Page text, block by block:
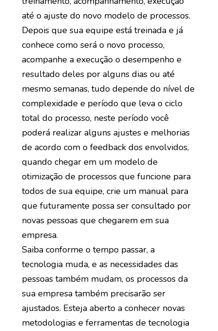
até o ajuste do novo modelo de processos.
Depois que sua equipe está treinada e já
conhece como será o novo processo,
acompanhe a execução o desempenho e
resultado deles por alguns dias ou até
mesmo semanas, tudo depende do nível de
complexidade e período que leva o ciclo
total do processo, neste período você
poderá realizar alguns ajustes e melhorias
de acordo com o feedback dos envolvidos,
quando chegar em um modelo de
otimização de processos que funcione para
todos de sua equipe, crie um manual para
que futuramente possa ser consultado por
novas pessoas que chegarem em sua
empresa.
Saiba conforme o tempo passar, a
tecnologia muda, e as necessidades das
pessoas também mudam, os processos da
sua empresa também precisarão ser
ajustados. Esteja aberto a conhecer novas
metodologias e ferramentas de tecnologia